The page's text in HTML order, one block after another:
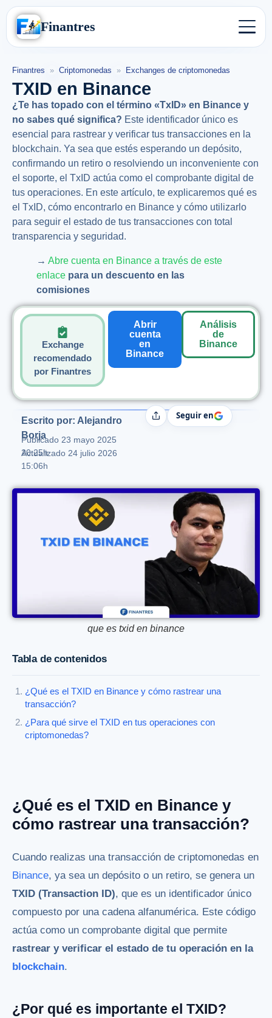
Finantres
Finantres » Criptomonedas » Exchanges de criptomonedas
TXID en Binance
¿Te has topado con el término «TxID» en Binance y
no sabes qué significa? Este identificador único es
esencial para rastrear y verificar tus transacciones en la
blockchain. Ya sea que estés esperando un depósito,
confirmando un retiro o resolviendo un inconveniente con
el soporte, el TxID actúa como el comprobante digital de
tus operaciones. En este artículo, te explicaremos qué es
el TxID, cómo encontrarlo en Binance y cómo utilizarlo
para seguir el estado de tus transacciones con total
transparencia y seguridad.
→ Abre cuenta en Binance a través de este
enlace para un descuento en las
comisiones
Exchange
recomendado
por Finantres
Abrir
cuenta
en
Binance
Análisis
de
Binance
Escrito por: Alejandro
Borja
Publicado 23 mayo 2025
20:25h
Actualizado 24 julio 2026
15:06h
CompartirSeguir en
que es txid en binance
Tabla de contenidos
¿Qué es el TXID en Binance y cómo rastrear una
transacción?
¿Para qué sirve el TXID en tus operaciones con
criptomonedas?
¿Qué es el TXID en Binance y
cómo rastrear una transacción?
Cuando realizas una transacción de criptomonedas en
Binance, ya sea un depósito o un retiro, se genera un
TXID (Transaction ID), que es un identificador único
compuesto por una cadena alfanumérica. Este código
actúa como un comprobante digital que permite
rastrear y verificar el estado de tu operación en la
blockchain.
¿Por qué es importante el TXID?